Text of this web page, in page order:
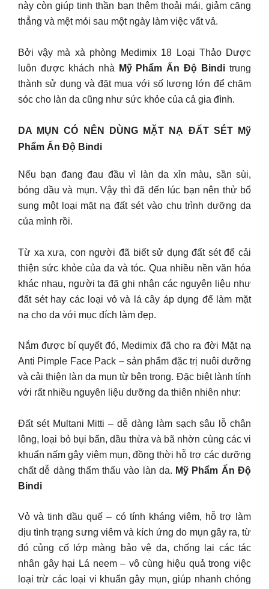
này còn giúp tinh thần bạn thêm thoải mái, giảm căng
thẳng và mệt mỏi sau một ngày làm việc vất vả.
Bởi vậy mà xà phòng Medimix 18 Loại Thảo Dược
luôn được khách nhà
Mỹ Phẩm Ấn Độ Binditrung
thành sử dụng và đặt mua với số lượng lớn để chăm
sóc cho làn da cũng như sức khỏe của cả gia đình.
DA MỤN CÓ NÊN DÙNG MẶT NẠ ĐẤT SÉT Mỹ
Phẩm Ấn Độ Bindi
Nếu bạn đang đau đầu vì làn da xỉn màu, sần sùi,
bóng dầu và mụn. Vậy thì đã đến lúc bạn nên thử bổ
sung một loại mặt nạ đất sét vào chu trình dưỡng da
của mình rồi.
Từ xa xưa, con người đã biết sử dụng đất sét để cải
thiện sức khỏe của da và tóc. Qua nhiều nền văn hóa
khác nhau, người ta đã ghi nhận các nguyên liệu như
đất sét hay các loại vỏ và lá cây áp dụng để làm mặt
nạ cho da với mục đích làm đẹp.
Nắm được bí quyết đó, Medimix đã cho ra đời Mặt nạ
Anti Pimple Face Pack – sản phẩm đặc trị nuôi dưỡng
và cải thiện làn da mụn từ bên trong. Đặc biệt lành tính
với rất nhiều nguyên liệu dưỡng da thiên nhiên như:
Đất sét Multani Mitti – dễ dàng làm sạch sâu lỗ chân
lông, loại bỏ bụi bẩn, dầu thừa và bã nhờn cùng các vi
khuẩn nấm gây viêm mụn, đồng thời hỗ trợ các dưỡng
chất dễ dàng thẩm thấu vào làn da. Mỹ Phẩm Ấn Độ
Bindi
Vỏ và tinh dầu quế – có tính kháng viêm, hỗ trợ làm
dịu tình trạng sưng viêm và kích ứng do mụn gây ra, từ
đó củng cố lớp màng bảo vệ da, chống lại các tác
nhân gây hại Lá neem – vô cùng hiệu quả trong việc
loại trừ các loại vi khuẩn gây mụn, giúp nhanh chóng